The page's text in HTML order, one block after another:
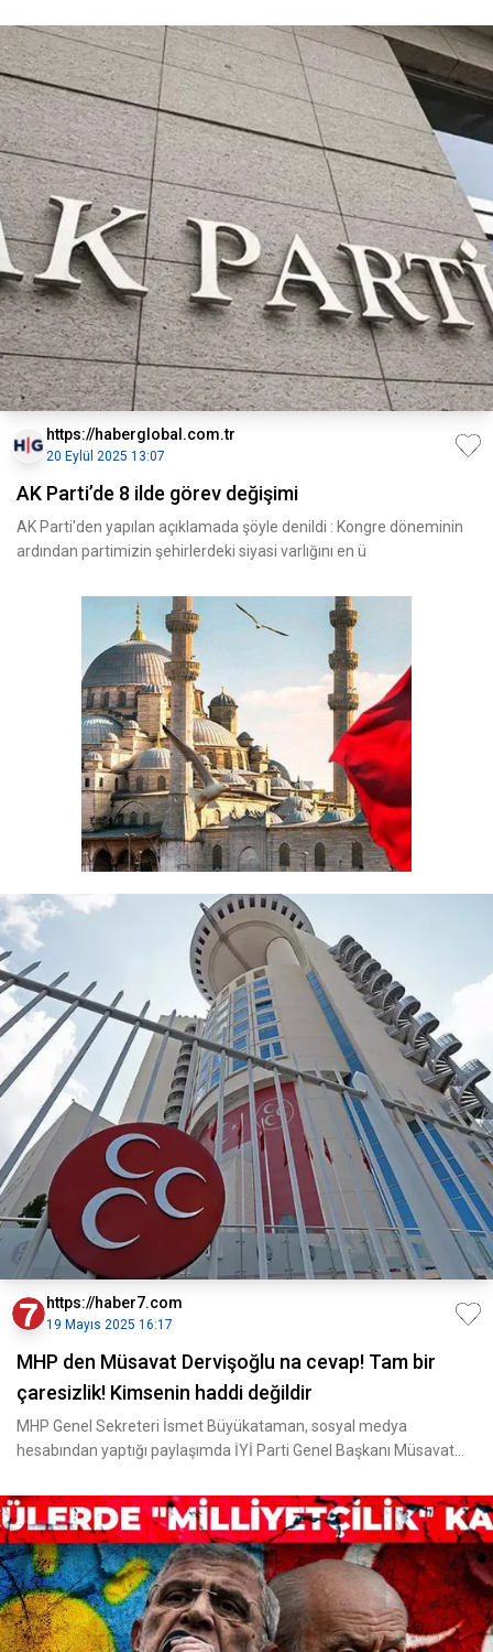
https://haberglobal.com.tr
20 Eylül 2025 13:07
AK Parti’de 8 ilde görev değişimi
AK Parti'den yapılan açıklamada şöyle denildi : Kongre döneminin
ardından partimizin şehirlerdeki siyasi varlığını en ü
https://haber7.com
19 Mayıs 2025 16:17
MHP den Müsavat Dervişoğlu na cevap! Tam bir
çaresizlik! Kimsenin haddi değildir
MHP Genel Sekreteri İsmet Büyükataman, sosyal medya
hesabından yaptığı paylaşımda İYİ Parti Genel Başkanı Müsavat